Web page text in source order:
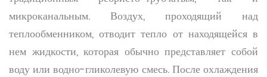
микроканальным. Воздух, проходящий над
теплообменником, отводит тепло от находящейся в
нем жидкости, которая обычно представляет собой
воду или водно-гликолевую смесь. После охлаждения